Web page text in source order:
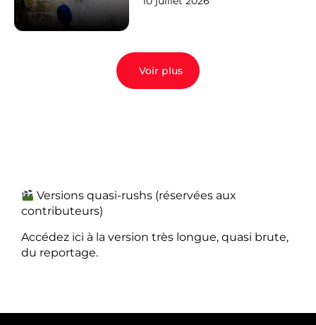
Voir plus
Versions quasi-rushs (réservées aux
contributeurs)
Accédez ici à la version très longue, quasi brute,
du reportage.